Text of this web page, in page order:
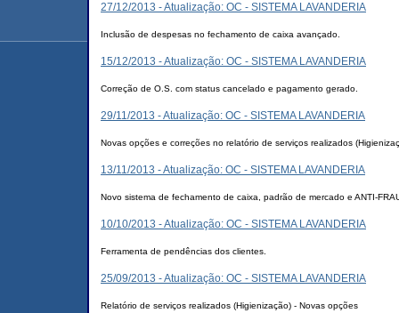
27/12/2013 - Atualização: OC - SISTEMA LAVANDERIA
Inclusão de despesas no fechamento de caixa avançado.
15/12/2013 - Atualização: OC - SISTEMA LAVANDERIA
Correção de O.S. com status cancelado e pagamento gerado.
29/11/2013 - Atualização: OC - SISTEMA LAVANDERIA
Novas opções e correções no relatório de serviços realizados
13/11/2013 - Atualização: OC - SISTEMA LAVANDERIA
Novo sistema de fechamento de caixa, padrão de mercado e ANTI-
10/10/2013 - Atualização: OC - SISTEMA LAVANDERIA
Ferramenta de pendências dos clientes.
25/09/2013 - Atualização: OC - SISTEMA LAVANDERIA
Relatório de serviços realizados (Higienização) - Novas opções